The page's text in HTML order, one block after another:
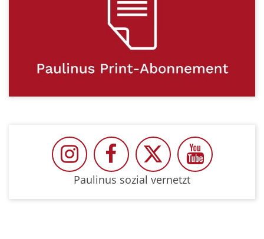
Paulinus auf Instragram
Paulinus auf Facebook
Paulinus auf
Paulinus
Paulinus sozial vernetzt